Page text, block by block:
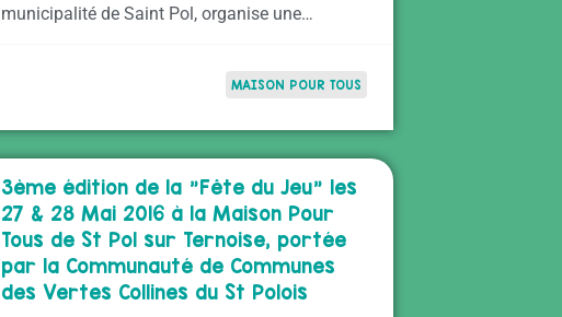
municipalité de Saint Pol, organise une…
MAISON POUR TOUS
3ème édition de la "Fête du Jeu" les
27 & 28 Mai 2016 à la Maison Pour
Tous de St Pol sur Ternoise, portée
par la Communauté de Communes
des Vertes Collines du St Polois